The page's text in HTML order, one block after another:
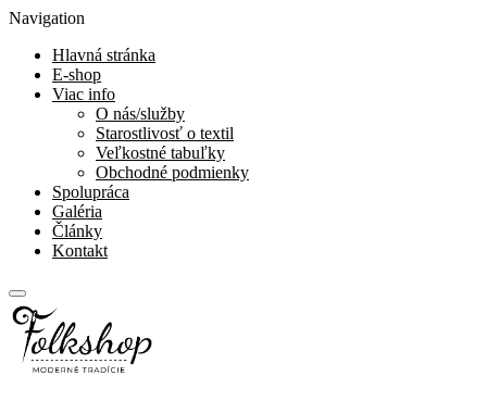
Navigation
Hlavná stránka
E-shop
Viac info
O nás/služby
Starostlivosť o textil
Veľkostné tabuľky
Obchodné podmienky
Spolupráca
Galéria
Články
Kontakt